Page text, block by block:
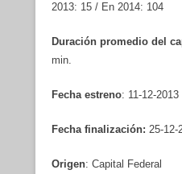
2013: 15 / En 2014: 104
Duración promedio del
min.
Fecha estreno: 11-12-2013
Fecha finalización: 25-12-
Origen: Capital Federal